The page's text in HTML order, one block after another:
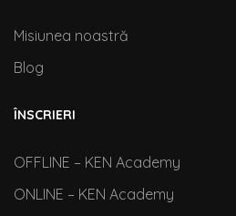
Misiunea noastră
Blog
ÎNSCRIERI
OFFLINE – KEN Academy
ONLINE – KEN Academy